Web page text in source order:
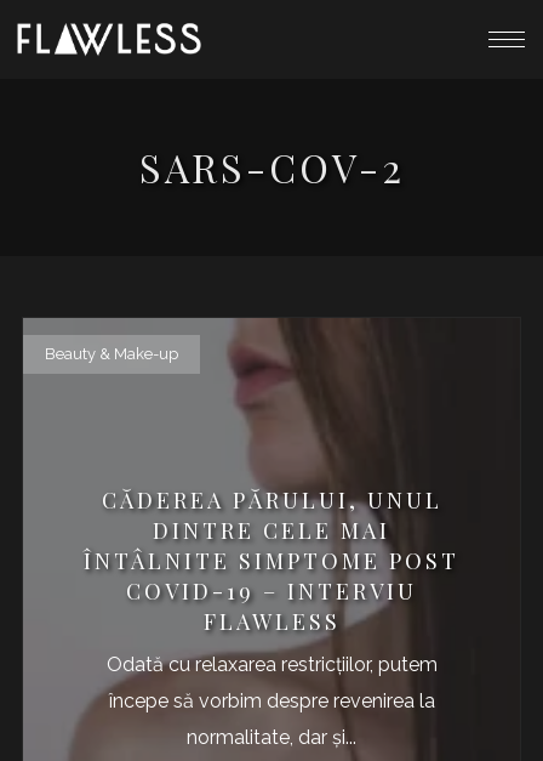
SARS-COV-2
Beauty & Make-up
CĂDEREA PĂRULUI, UNUL
DINTRE CELE MAI
ÎNTÂLNITE SIMPTOME POST
COVID-19 – INTERVIU
FLAWLESS
Odată cu relaxarea restricțiilor, putem
începe să vorbim despre revenirea la
normalitate, dar și...